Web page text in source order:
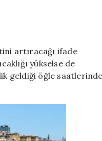
artıracağı ifade
yükselse de
geldiği öğle